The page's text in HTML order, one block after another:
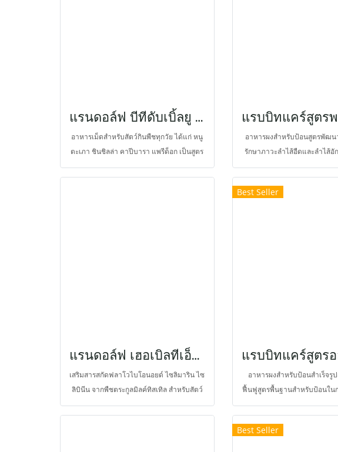
แรนดอล์ฟ บีทีดับเบิ้ลยู สมอลล์ เฮอร์บิวอร์ แคร์
อาหารเม็ดสำหรับสัตว์กินพืชทุกวัย ได้แก่ หนู
ตะเภา ชินชิลล่า คาปีบารา แพรีด็อก เป็นสูตร
อาหารสำหรับการปกป้องในสัตว์กินพืชขนาด
เล็ก มีเยื่อใยอาหารสูง อุดมไปด้วยวิตามินซีที่
อาหารผงสำหรับป้อนสูตรพัฒน
รักษาภาวะลำไส้อืดและลำไส้อั
สูญเสียความสมดุลของจุลินทรี
อาหารในกระต่าย สำหรับรายที่
ป่วย มีอาการเจ็บปวดช่องท้องจา
แรนดอล์ฟ เฮอเบิลทีเอ็กซ์ มิลค์ ทริสเทิล
เสริมสารสกัดฟลาโวไบโอนอยด์ ไซลิมาริน ไซ
ลิบินีน จากพืชตระกูลมิลค์ทิสเทิล สำหรับสัตว์
กินพืช กระต่าย หนูตะเภา ชินชิลล่า คาปีบารา
แพรีด็อก ในรูปขนมที่มีเยื่อใยอาหารสูง ช่วย
Best Seller
อาหารผงสำหรับป้อนสำเร็จรู
ฟื้นฟูสูตรพื้นฐานสำหรับป้อนในก
ใยอาหารสูงสำหรับกระตุ้นกา
ป้องกันลำไส้อืด เสริมด้วยโพร
จุลชีพ 7 ชนิด เหมาะสำหรับฟื้น
Best Seller